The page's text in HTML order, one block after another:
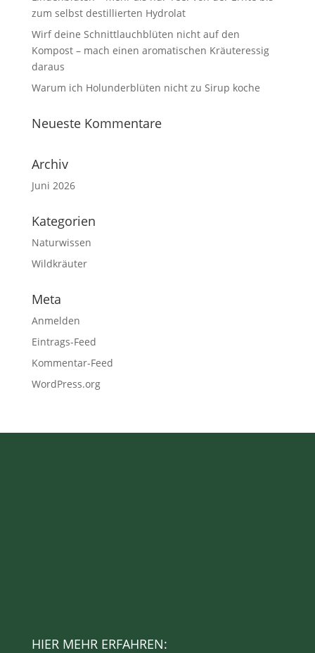
zum selbst destillierten Hydrolat
Wirf deine Schnittlauchblüten nicht auf den
Kompost – mach einen aromatischen Kräuteressig
daraus
Warum ich Holunderblüten nicht zu Sirup koche
Neueste Kommentare
Archiv
Juni 2026
Kategorien
Naturwissen
Wildkräuter
Meta
Anmelden
Eintrags-Feed
Kommentar-Feed
WordPress.org
HIER MEHR ERFAHREN: